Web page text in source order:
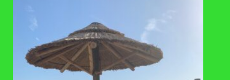
VAAK SAMEN GEKOCHT